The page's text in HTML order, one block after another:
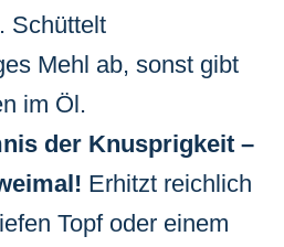
Schüttelt
Mehl ab, sonst gibt
im Öl.
der Knusprigkeit –
Erhitzt reichlich
Topf oder einem